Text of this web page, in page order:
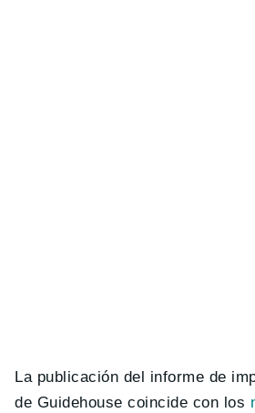
La publicación del informe de
de Guidehouse coincide con los